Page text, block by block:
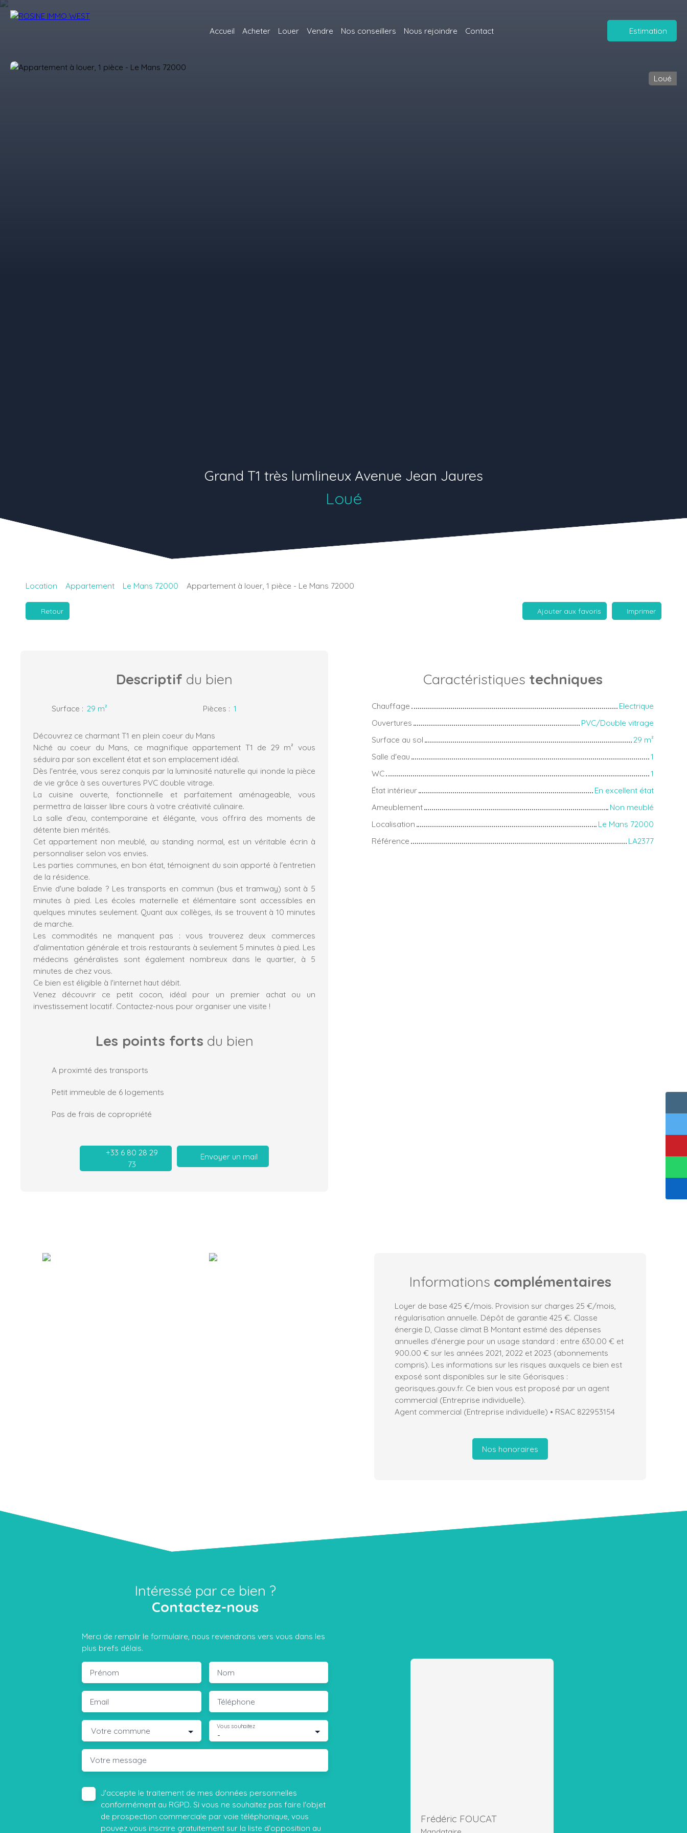
Accueil Acheter Louer Vendre Nos conseillers Nous rejoindre Contact Estimation
Loué
Grand T1 très lumlineux Avenue Jean Jaures
Loué
Location Appartement Le Mans 72000 Appartement à louer, 1 pièce - Le Mans 72000
Retour Ajouter aux favoris Imprimer
Descriptif du bien
Surface : 29 m² Pièces : 1
Découvrez ce charmant T1 en plein coeur du Mans
Niché au coeur du Mans, ce magnifique appartement T1 de 29 m² vous
séduira par son excellent état et son emplacement idéal.
Dès l'entrée, vous serez conquis par la luminosité naturelle qui inonde la pièce
de vie grâce à ses ouvertures PVC double vitrage.
La cuisine ouverte, fonctionnelle et parfaitement aménageable, vous
permettra de laisser libre cours à votre créativité culinaire.
La salle d'eau, contemporaine et élégante, vous offrira des moments de
détente bien mérités.
Cet appartement non meublé, au standing normal, est un véritable écrin à
personnaliser selon vos envies.
Les parties communes, en bon état, témoignent du soin apporté à l'entretien
de la résidence.
Envie d'une balade ? Les transports en commun (bus et tramway) sont à 5
minutes à pied. Les écoles maternelle et élémentaire sont accessibles en
quelques minutes seulement. Quant aux collèges, ils se trouvent à 10 minutes
de marche.
Les commodités ne manquent pas : vous trouverez deux commerces
d'alimentation générale et trois restaurants à seulement 5 minutes à pied. Les
médecins généralistes sont également nombreux dans le quartier, à 5
minutes de chez vous.
Ce bien est éligible à l'internet haut débit.
Venez découvrir ce petit cocon, idéal pour un premier achat ou un
investissement locatif. Contactez-nous pour organiser une visite !
Les points forts du bien
A proximté des transports
Petit immeuble de 6 logements
Pas de frais de copropriété
+33 6 80 28 29
73
Envoyer un mail
Caractéristiques techniques
Chauffage
Electrique
Ouvertures
PVC/Double vitrage
Surface au sol
29 m²
Salle d'eau
1
WC
1
État intérieur
En excellent état
Ameublement
Non meublé
Localisation
Le Mans 72000
Référence
LA2377
Informations complémentaires
Loyer de base 425 €/mois. Provision sur charges 25 €/mois,
régularisation annuelle. Dépôt de garantie 425 €. Classe
énergie D, Classe climat B Montant estimé des dépenses
annuelles d'énergie pour un usage standard : entre 630.00 € et
900.00 € sur les années 2021, 2022 et 2023 (abonnements
compris). Les informations sur les risques auxquels ce bien est
exposé sont disponibles sur le site Géorisques :
georisques.gouv.fr. Ce bien vous est proposé par un agent
commercial (Entreprise individuelle).
Agent commercial (Entreprise individuelle) • RSAC 822953154
Nos honoraires
Intéressé par ce bien ?
Contactez-nous
Merci de remplir le formulaire, nous reviendrons vers vous dans les
plus brefs délais.
Prénom Nom
Email Téléphone
Votre commune -
Vous souhaitez
Votre message
J'accepte le traitement de mes données personnelles
conformément au RGPD. Si vous ne souhaitez pas faire l'objet
de prospection commerciale par voie téléphonique, vous
pouvez vous inscrire gratuitement sur la liste d'opposition au
Frédéric FOUCAT